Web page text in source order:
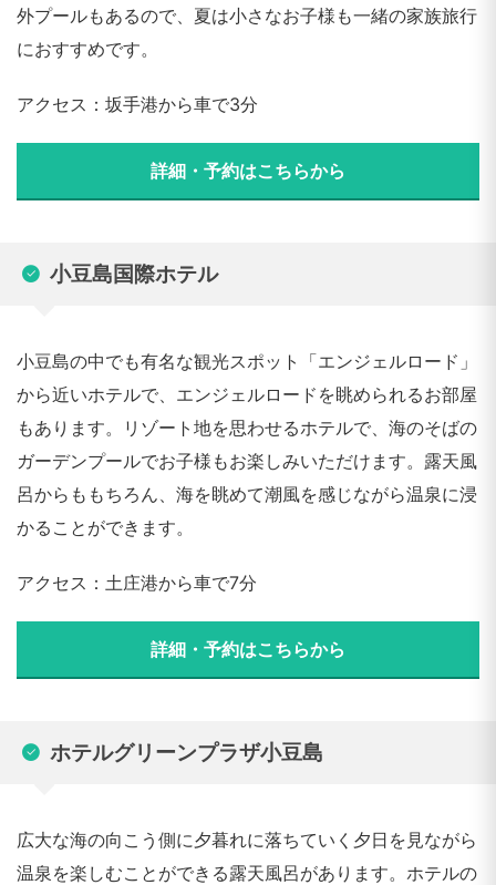
外プールもあるので、夏は小さなお子様も一緒の家族旅行
におすすめです。
アクセス：坂手港から車で3分
詳細・予約はこちらから
小豆島国際ホテル
小豆島の中でも有名な観光スポット「エンジェルロード」
から近いホテルで、エンジェルロードを眺められるお部屋
もあります。リゾート地を思わせるホテルで、海のそばの
ガーデンプールでお子様もお楽しみいただけます。露天風
呂からももちろん、海を眺めて潮風を感じながら温泉に浸
かることができます。
アクセス：土庄港から車で7分
詳細・予約はこちらから
ホテルグリーンプラザ小豆島
広大な海の向こう側に夕暮れに落ちていく夕日を見ながら
温泉を楽しむことができる露天風呂があります。ホテルの